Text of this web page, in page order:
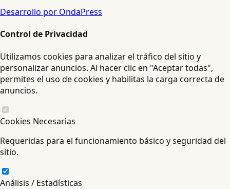
Desarrollo por OndaPress
Control de Privacidad
Utilizamos cookies para analizar el tráfico del sitio y
personalizar anuncios. Al hacer clic en "Aceptar todas",
permites el uso de cookies y habilitas la carga correcta de
anuncios.
Cookies Necesarias
Requeridas para el funcionamiento básico y seguridad del
sitio.
Análisis / Estadísticas